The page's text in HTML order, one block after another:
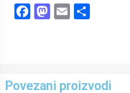
Facebook
Mastodon
Email
Povezani proizvodi